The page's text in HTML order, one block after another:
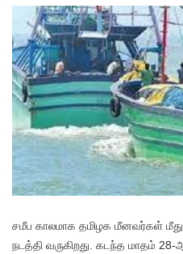
சமீப காலமாக தமிழக மீனவர்கள்
நடத்தி வருகிறது. கடந்த மாதம்